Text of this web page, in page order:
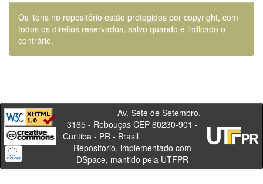
Os itens no repositório estão protegidos por copyright, com
todos os direitos reservados, salvo quando é indicado o
contrário.
Av. Sete de Setembro,
3165 - Rebouças CEP 80230-901 -
Curitiba - PR - Brasil
Repositório, implementado com
DSpace, mantido pela UTFPR